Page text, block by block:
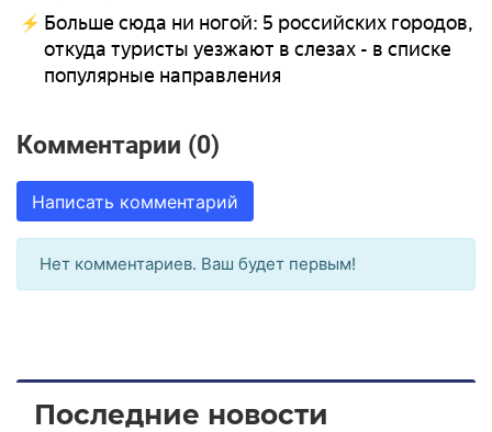
Больше сюда ни ногой: 5 российских городов,
откуда туристы уезжают в слезах - в списке
популярные направления
Комментарии (0)
Написать комментарий
Нет комментариев. Ваш будет первым!
Последние новости